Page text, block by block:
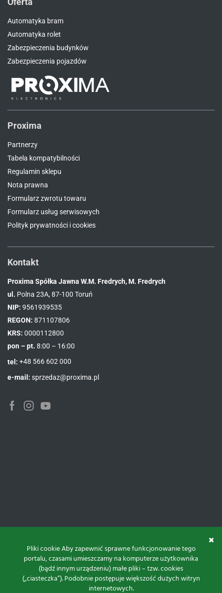
Automatyka bram
Automatyka rolet
Zabezpieczenia budynków
Zabezpieczenia pojazdów
Proxima
Partnerzy
Tabela kompatybilności
Regulamin sklepu
Nota prawna
Formularz zwrotu towaru
Formularz usług serwisowych
Polityk prywatności i cookies
Kontakt
Proxima Spółka Jawna W.M. Fredrych, M. Fredrych
ul. Polna 23A, 87-100 Toruń
NIP: 9561939535
REGON: 871107806
KRS: 0000112800
pon – pt. 8:00 – 16:00
tel: +48 566 602 000
e-mail: sprzedaz@proxima.pl
Pliki cookie Aby zapewnić sprawne funkcjonowanie tego
portalu, czasami umieszczamy na komputerze użytkownika
(bądź innym urządzeniu) małe pliki – tzw. cookies
(„ciasteczka”). Podobnie postępuje większość dużych witryn
internetowych.